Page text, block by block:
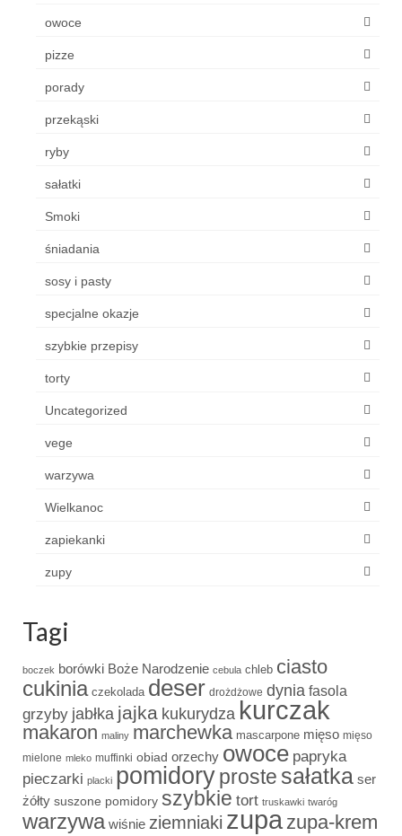
owoce
pizze
porady
przekąski
ryby
sałatki
Smoki
śniadania
sosy i pasty
specjalne okazje
szybkie przepisy
torty
Uncategorized
vege
warzywa
Wielkanoc
zapiekanki
zupy
Tagi
boczek borówki Boże Narodzenie cebula chleb ciasto
cukinia czekolada deser drożdżowe dynia fasola
grzyby jabłka jajka kukurydza kurczak
makaron maliny marchewka mascarpone mięso mięso
mielone mleko muffinki obiad orzechy owoce papryka
pieczarki placki pomidoryproste sałatka ser
żółty suszone pomidory szybkie tort truskawki twaróg
warzywa wiśnie ziemniaki zupa zupa-krem